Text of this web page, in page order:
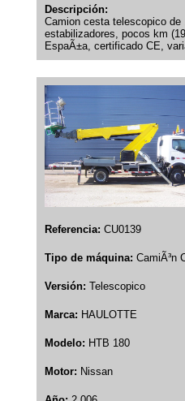
Descripción:
Camion cesta telescopico
estabilizadores, pocos km
EspaÃ±a, certificado CE,
Referencia: CU0139
Tipo de máquina: CamiÃ³n
Versión: Telescopico
Marca: HAULOTTE
Modelo: HTB 180
Motor: Nissan